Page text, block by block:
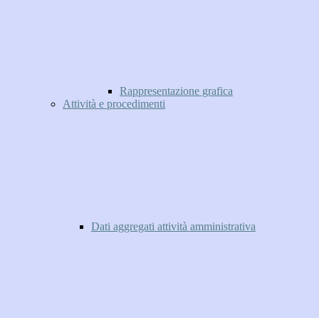
Rappresentazione grafica
Attività e procedimenti
Dati aggregati attività amministrativa